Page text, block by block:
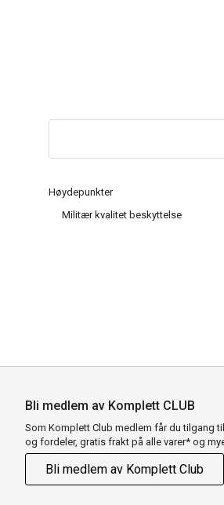
Høydepunkter
Militær kvalitet beskyttelse
Bli medlem av Komplett CLUB
Som Komplett Club medlem får du tilgang
og fordeler, gratis frakt på alle varer* og
Bli medlem av Komplett Club